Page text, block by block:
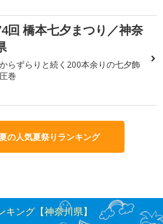
回 橋本七夕まつり／神奈
らずらりと続く200本余りの七夕飾
巻
の人気夏祭りランキング
ング【神奈川県】